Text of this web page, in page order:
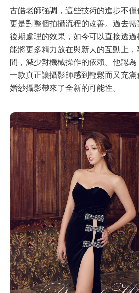
古皓老師強調，這些技術的進步不僅
更是對整個拍攝流程的改善。過去
後期處理的效果，如今可以直接透
能將更多精力放在與新人的互動上
間，減少對機械操作的依賴。他認為
一款真正讓攝影師感到輕鬆而又充
婚紗攝影帶來了全新的可能性。